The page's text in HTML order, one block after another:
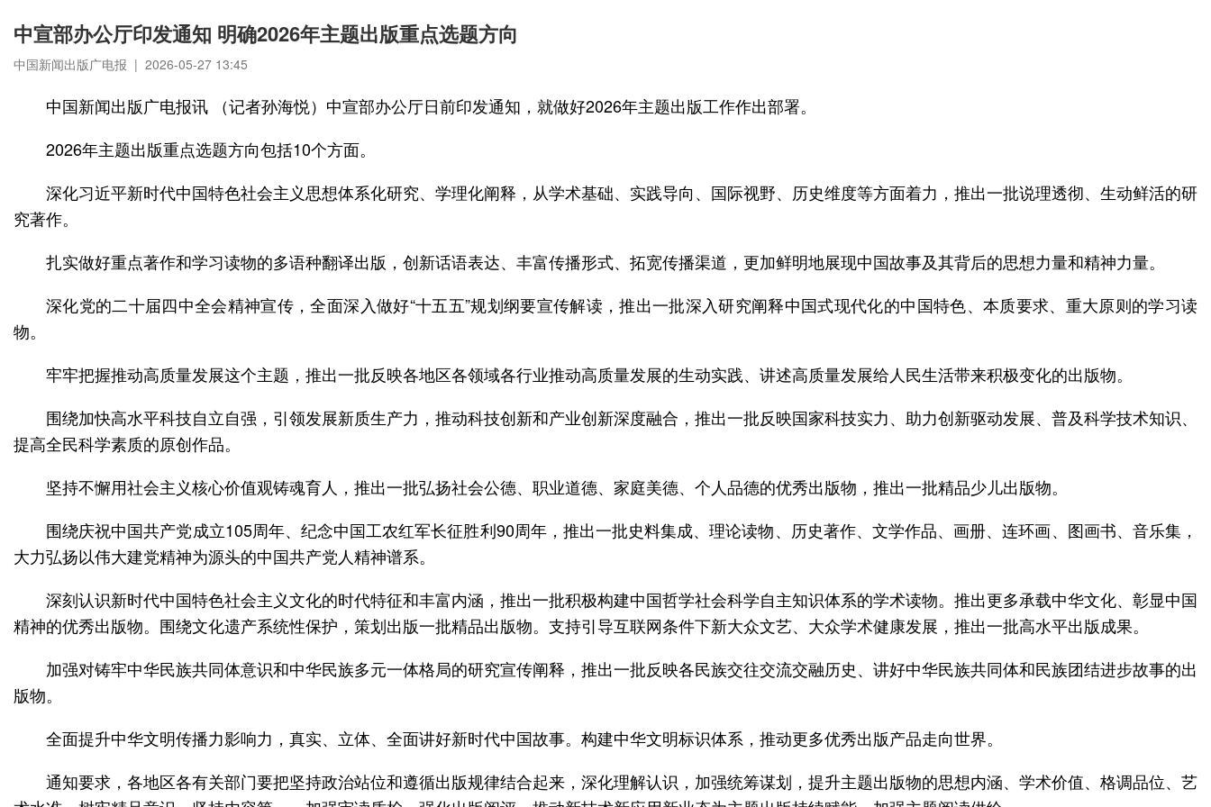
中宣部办公厅印发通知 明确2026年主题出版重点选题方向
中国新闻出版广电报 | 2026-05-27 13:45
中国新闻出版广电报讯 （记者孙海悦）中宣部办公厅日前印发通知，就做好2026年主题出版工作作出部署。
2026年主题出版重点选题方向包括10个方面。
深化习近平新时代中国特色社会主义思想体系化研究、学理化阐释，从学术基础、实践导向、国际视野、历史维度等方面着力，推出一批说理透彻、生动鲜活的研
究著作。
扎实做好重点著作和学习读物的多语种翻译出版，创新话语表达、丰富传播形式、拓宽传播渠道，更加鲜明地展现中国故事及其背后的思想力量和精神力量。
深化党的二十届四中全会精神宣传，全面深入做好“十五五”规划纲要宣传解读，推出一批深入研究阐释中国式现代化的中国特色、本质要求、重大原则的学习读
物。
牢牢把握推动高质量发展这个主题，推出一批反映各地区各领域各行业推动高质量发展的生动实践、讲述高质量发展给人民生活带来积极变化的出版物。
围绕加快高水平科技自立自强，引领发展新质生产力，推动科技创新和产业创新深度融合，推出一批反映国家科技实力、助力创新驱动发展、普及科学技术知识、
提高全民科学素质的原创作品。
坚持不懈用社会主义核心价值观铸魂育人，推出一批弘扬社会公德、职业道德、家庭美德、个人品德的优秀出版物，推出一批精品少儿出版物。
围绕庆祝中国共产党成立105周年、纪念中国工农红军长征胜利90周年，推出一批史料集成、理论读物、历史著作、文学作品、画册、连环画、图画书、音乐集，
大力弘扬以伟大建党精神为源头的中国共产党人精神谱系。
深刻认识新时代中国特色社会主义文化的时代特征和丰富内涵，推出一批积极构建中国哲学社会科学自主知识体系的学术读物。推出更多承载中华文化、彰显中国
精神的优秀出版物。围绕文化遗产系统性保护，策划出版一批精品出版物。支持引导互联网条件下新大众文艺、大众学术健康发展，推出一批高水平出版成果。
加强对铸牢中华民族共同体意识和中华民族多元一体格局的研究宣传阐释，推出一批反映各民族交往交流交融历史、讲好中华民族共同体和民族团结进步故事的出
版物。
全面提升中华文明传播力影响力，真实、立体、全面讲好新时代中国故事。构建中华文明标识体系，推动更多优秀出版产品走向世界。
通知要求，各地区各有关部门要把坚持政治站位和遵循出版规律结合起来，深化理解认识，加强统筹谋划，提升主题出版物的思想内涵、学术价值、格调品位、艺